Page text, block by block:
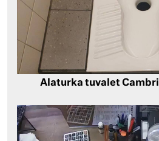
Alaturka tuvalet